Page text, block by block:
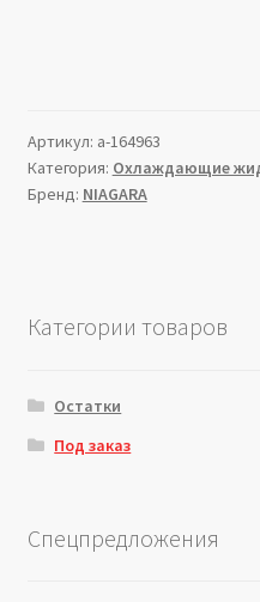
Артикул: a-164963
Категория: Охлаждающие
Бренд: NIAGARA
Категории товаров
Остатки
Под заказ
Спецпредложения